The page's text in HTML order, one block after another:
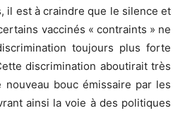
il est à craindre que le silence et
vaccinés « contraints » ne
toujours plus forte
discrimination aboutirait très
nouveau bouc émissaire par les
ainsi la voie à des politiques